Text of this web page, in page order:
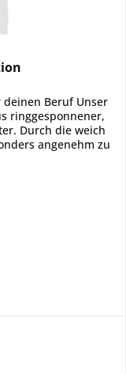
deinen Beruf Unser
ringgesponnener,
Durch die weich
angenehm zu